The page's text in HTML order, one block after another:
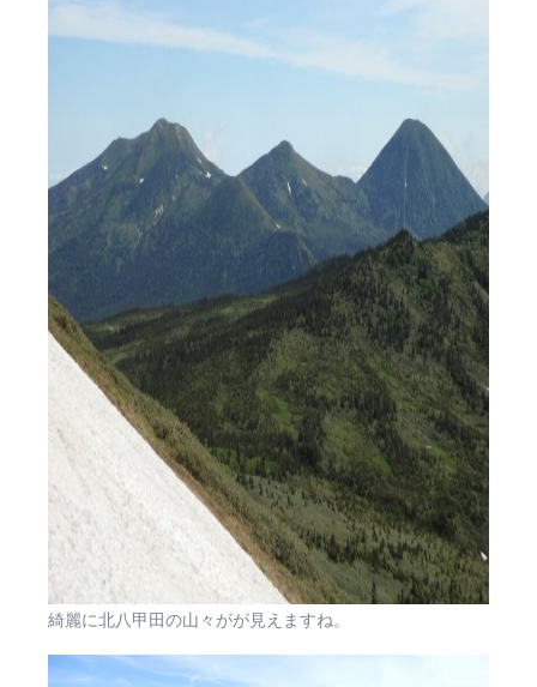
綺麗に北八甲田の山々がが見えますね。